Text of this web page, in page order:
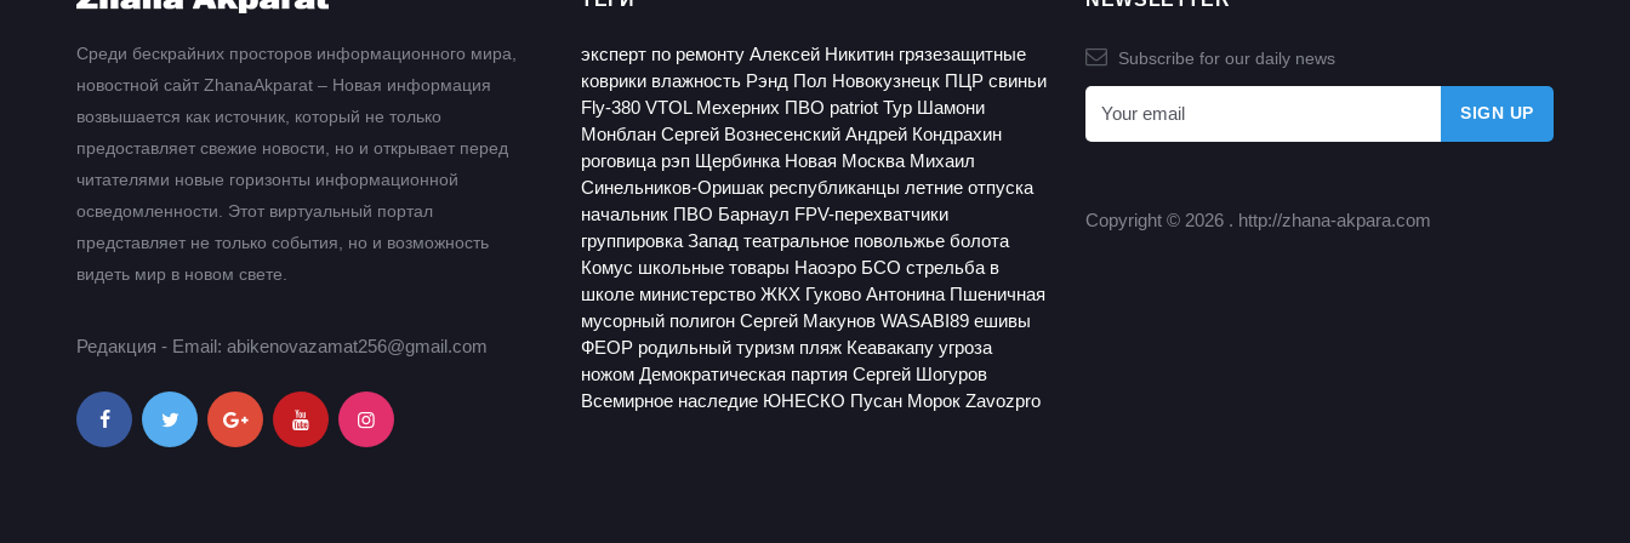
Среди бескрайних просторов информационного мира,
новостной сайт ZhanaAkparat – Новая информация
возвышается как источник, который не только
предоставляет свежие новости, но и открывает перед
читателями новые горизонты информационной
осведомленности. Этот виртуальный портал
представляет не только события, но и возможность
видеть мир в новом свете.
Редакция - Email: abikenovazamat256@gmail.com
эксперт по ремонту Алексей Никитин грязезащитные
коврики влажность Рэнд Пол Новокузнецк ПЦР свиньи
Fly-380 VTOL Мехерних ПВО patriot Тур Шамони
Монблан Сергей Вознесенский Андрей Кондрахин
роговица рэп Щербинка Новая Москва Михаил
Синельников-Оришак республиканцы летние отпуска
начальник ПВО Барнаул FPV-перехватчики
группировка Запад театральное повольжье болота
Комус школьные товары Наоэро БСО стрельба в
школе министерство ЖКХ Гуково Антонина Пшеничная
мусорный полигон Сергей Макунов WASABI89 ешивы
ФЕОР родильный туризм пляж Кеавакапу угроза
ножом Демократическая партия Сергей Шогуров
Всемирное наследие ЮНЕСКО Пусан Морок Zavozpro
Subscribe for our daily news
Copyright © 2026 . http://zhana-akpara.com